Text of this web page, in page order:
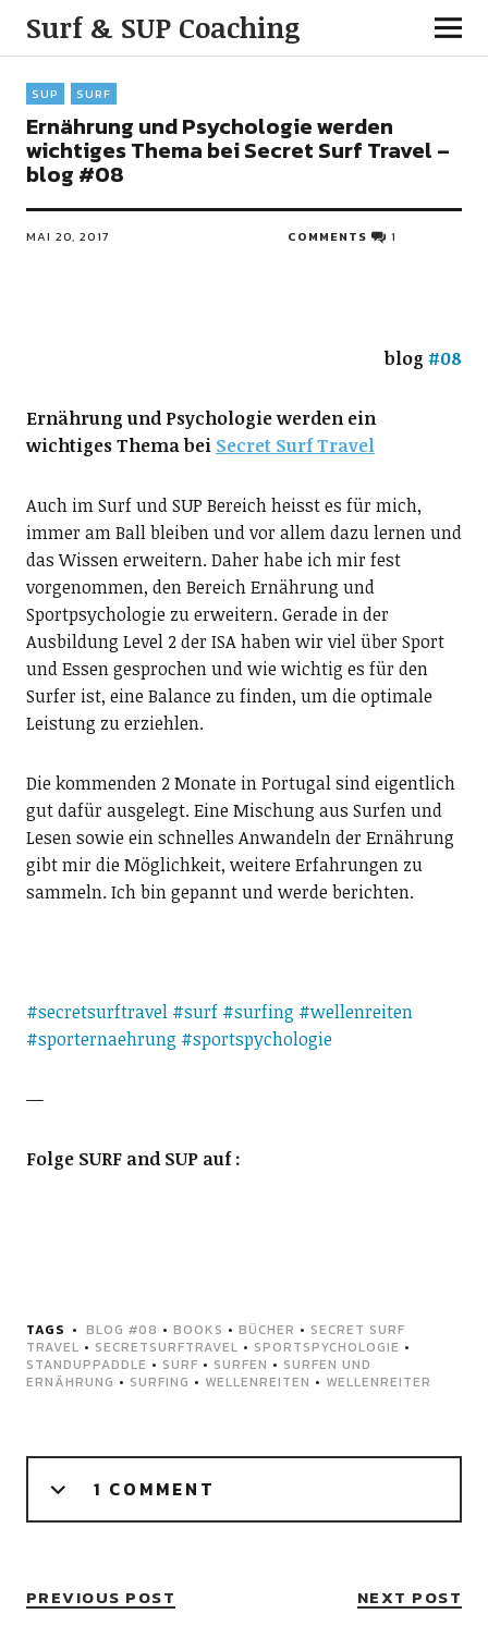
Surf & SUP Coaching
SUP SURF
Ernährung und Psychologie werden
wichtiges Thema bei Secret Surf Travel –
blog #08
MAI 20, 2017 COMMENTS 1
blog #08
Ernährung und Psychologie werden ein
wichtiges Thema bei Secret Surf Travel
Auch im Surf und SUP Bereich heisst es für mich,
immer am Ball bleiben und vor allem dazu lernen und
das Wissen erweitern. Daher habe ich mir fest
vorgenommen, den Bereich Ernährung und
Sportpsychologie zu erweitern. Gerade in der
Ausbildung Level 2 der ISA haben wir viel über Sport
und Essen gesprochen und wie wichtig es für den
Surfer ist, eine Balance zu finden, um die optimale
Leistung zu erziehlen.
Die kommenden 2 Monate in Portugal sind eigentlich
gut dafür ausgelegt. Eine Mischung aus Surfen und
Lesen sowie ein schnelles Anwandeln der Ernährung
gibt mir die Möglichkeit, weitere Erfahrungen zu
sammeln. Ich bin gepannt und werde berichten.
#secretsurftravel#surf#surfing #wellenreiten
#sporternaehrung #sportspychologie
—
Folge SURF and SUP auf :
TAGS BLOG #08 • BOOKS • BÜCHER • SECRET SURF
TRAVEL • SECRETSURFTRAVEL • SPORTSPYCHOLOGIE •
STANDUPPADDLE • SURF • SURFEN • SURFEN UND
ERNÄHRUNG • SURFING • WELLENREITEN • WELLENREITER
1 COMMENT
PREVIOUS POST NEXT POST